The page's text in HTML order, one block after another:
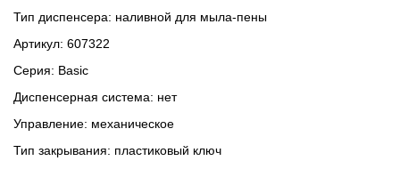
Тип диспенсера: наливной для мыла-пены
Артикул: 607322
Серия: Basic
Диспенсерная система: нет
Управление: механическое
Тип закрывания: пластиковый ключ